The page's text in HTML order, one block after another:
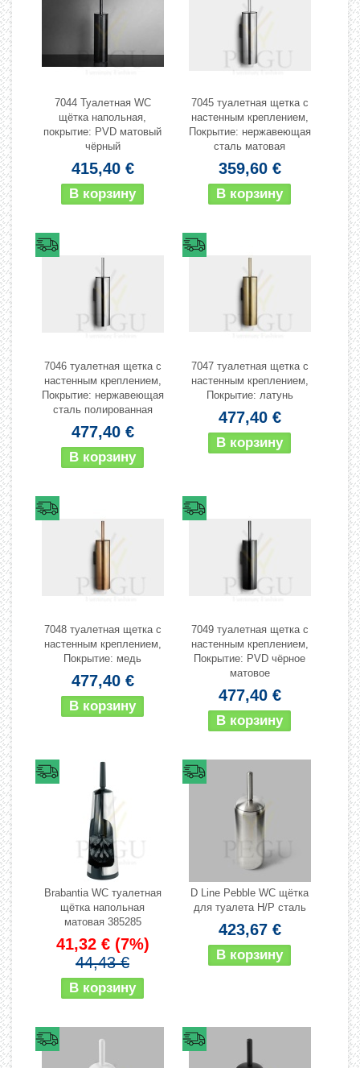
7044 Туалетная WC
щётка напольная,
покрытие: PVD матовый
чёрный
415,40 €
7045 туалетная щетка с
настенным креплением,
Покрытие: нержавеющая
сталь матовая
359,60 €
7046 туалетная щетка с
настенным креплением,
Покрытие: нержавеющая
сталь полированная
477,40 €
7047 туалетная щетка с
настенным креплением,
Покрытие: латунь
477,40 €
7048 туалетная щетка с
настенным креплением,
Покрытие: медь
477,40 €
7049 туалетная щетка с
настенным креплением,
Покрытие: PVD чёрное
матовое
477,40 €
Brabantia WC туалетная
щётка напольная
матовая 385285
41,32 € (7%)
44,43 €
D Line Pebble WC щётка
для туалета Н/Р сталь
423,67 €